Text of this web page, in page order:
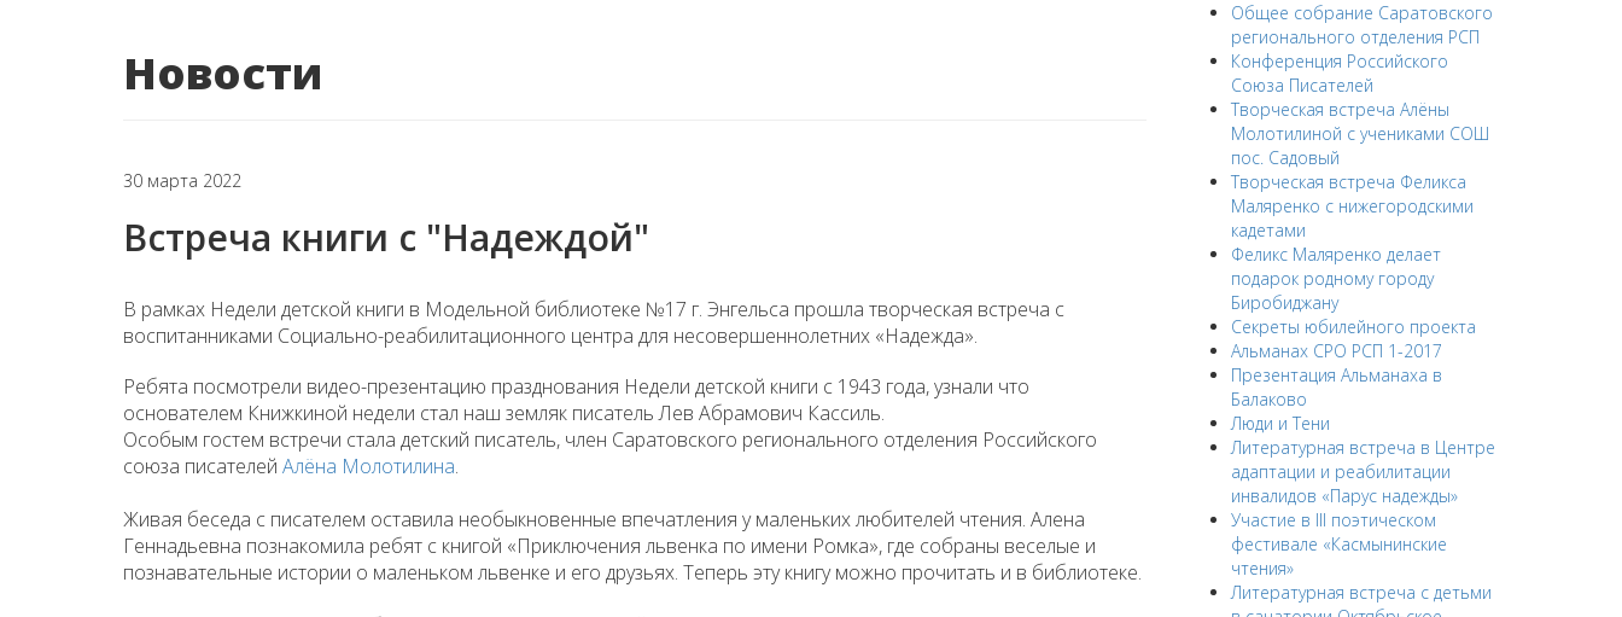
Новости
30 марта 2022
Встреча книги с "Надеждой"
В рамках Недели детской книги в Модельной библиотеке №17 г. Энгельса прошла творческая встреча с
воспитанниками Социально-реабилитационного центра для несовершеннолетних «Надежда».
Ребята посмотрели видео-презентацию празднования Недели детской книги с 1943 года, узнали что
основателем Книжкиной недели стал наш земляк писатель Лев Абрамович Кассиль.
Особым гостем встречи стала детский писатель, член Саратовского регионального отделения Российского
союза писателей Алёна Молотилина.
Живая беседа с писателем оставила необыкновенные впечатления у маленьких любителей чтения. Алена
Геннадьевна познакомила ребят с книгой «Приключения львенка по имени Ромка», где собраны веселые и
познавательные истории о маленьком львенке и его друзьях. Теперь эту книгу можно прочитать и в библиотеке.
Общее собрание Саратовского
регионального отделения РСП
Конференция Российского
Союза Писателей
Творческая встреча Алёны
Молотилиной с учениками СОШ
пос. Садовый
Творческая встреча Феликса
Маляренко с нижегородскими
кадетами
Феликс Маляренко делает
подарок родному городу
Биробиджану
Секреты юбилейного проекта
Альманах СРО РСП 1-2017
Презентация Альманаха в
Балаково
Люди и Тени
Литературная встреча в Центре
адаптации и реабилитации
инвалидов «Парус надежды»
Участие в III поэтическом
фестивале «Касмынинские
чтения»
Литературная встреча с детьми